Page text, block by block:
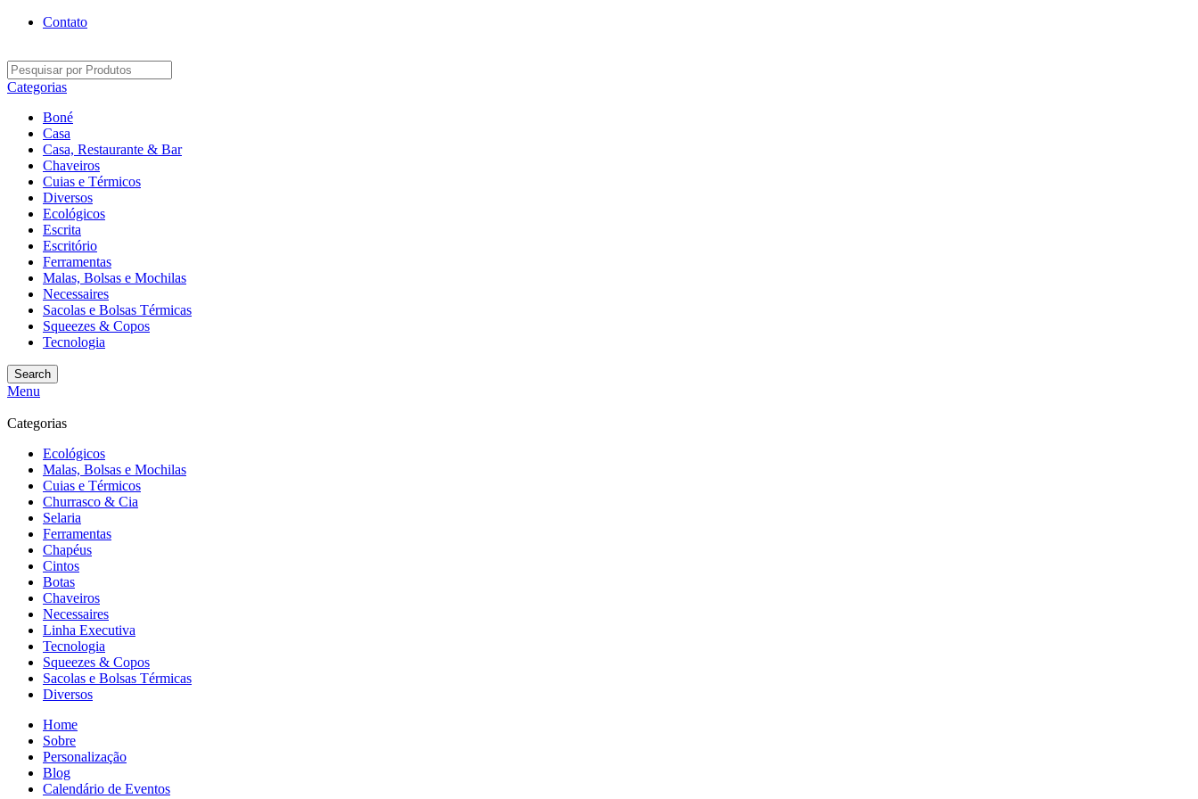
Contato
Categorias
Boné
Casa
Casa, Restaurante & Bar
Chaveiros
Cuias e Térmicos
Diversos
Ecológicos
Escrita
Escritório
Ferramentas
Malas, Bolsas e Mochilas
Necessaires
Sacolas e Bolsas Térmicas
Squeezes & Copos
Tecnologia
Search
Menu
Categorias
Ecológicos
Malas, Bolsas e Mochilas
Cuias e Térmicos
Churrasco & Cia
Selaria
Ferramentas
Chapéus
Cintos
Botas
Chaveiros
Necessaires
Linha Executiva
Tecnologia
Squeezes & Copos
Sacolas e Bolsas Térmicas
Diversos
Home
Sobre
Personalização
Blog
Calendário de Eventos